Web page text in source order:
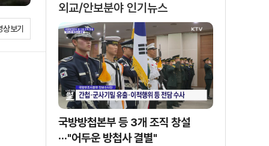
보기
외교/안보분야 인기뉴스
국방방첩본부 등 3개 조직 창설
···"어두운 방첩사 결별"